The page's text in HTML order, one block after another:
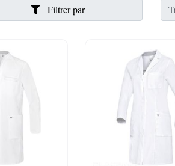
Filtrer par